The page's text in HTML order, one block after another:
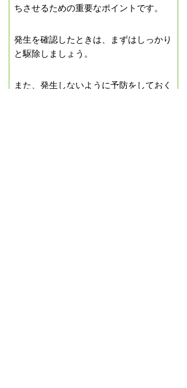
ちさせるための重要なポイントです。
発生を確認したときは、まずはしっかり
と駆除しましょう。
また、発生しないように予防をしておく